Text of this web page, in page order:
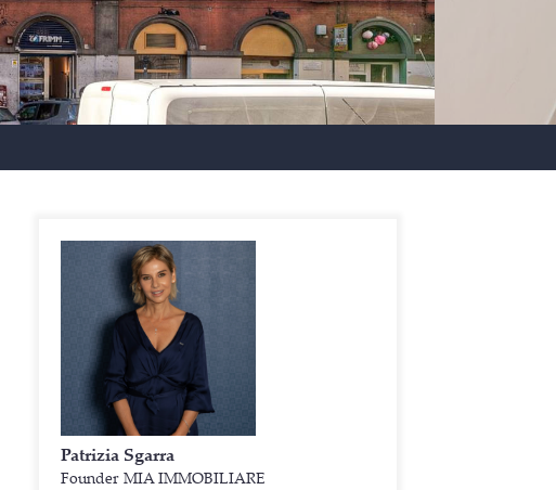
Patrizia Sgarra
Founder MIA IMMOBILIARE